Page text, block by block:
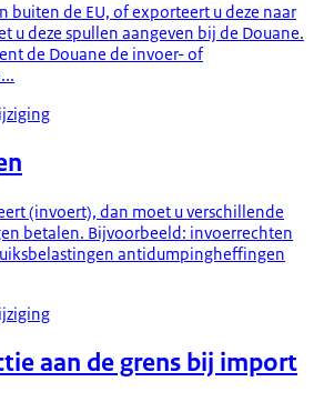
buiten de EU, of exporteert u deze naar
u deze spullen aangeven bij de Douane.
de Douane de invoer- of
(invoert), dan moet u verschillende
betalen. Bijvoorbeeld: invoerrechten
antidumpingheffingen
aan de grens bij import